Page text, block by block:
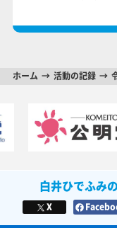
ホーム 活動の記録
白井ひでふみ
X